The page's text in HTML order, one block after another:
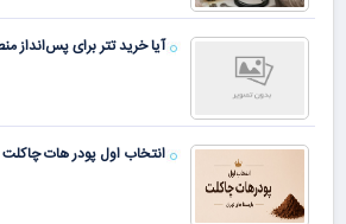
آیا خرید تتر برای پس‌انداز
انتخاب اول پودر هات چاکلت